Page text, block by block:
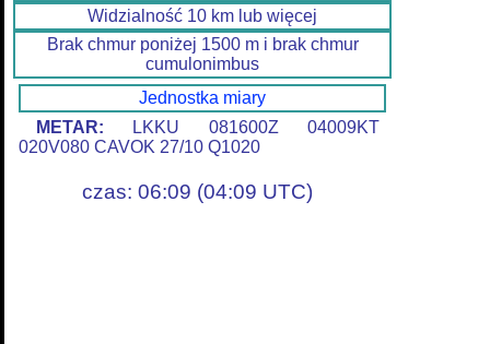
Widzialność 10 km lub więcej
Brak chmur poniżej 1500 m i brak chmur
cumulonimbus
Jednostka miary
METAR: LKKU 081600Z 04009KT
020V080 CAVOK 27/10 Q1020
czas: 06:09 (04:09 UTC)